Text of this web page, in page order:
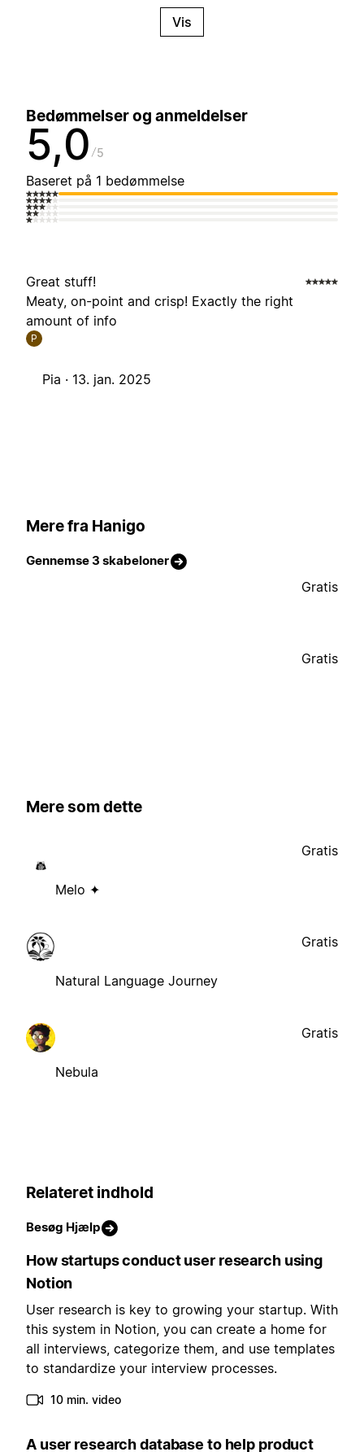
Vis
Bedømmelser og anmeldelser
5,0 5
Baseret på 1 bedømmelse
Great stuff!
Meaty, on-point and crisp! Exactly the right
amount of info
P
Pia · 13. jan. 2025
Mere fra Hanigo
Gennemse 3 skabeloner
Gratis
Gratis
Mere som dette
Melo ✦
Gratis
Natural Language Journey
Gratis
Nebula
Gratis
Relateret indhold
Besøg Hjælp
How startups conduct user research using
Notion
User research is key to growing your startup. With
this system in Notion, you can create a home for
all interviews, categorize them, and use templates
to standardize your interview processes.
10 min. video
A user research database to help product